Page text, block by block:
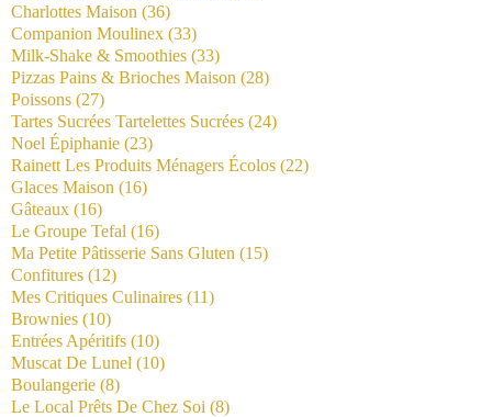
Charlottes Maison (36)
Companion Moulinex (33)
Milk-Shake & Smoothies (33)
Pizzas Pains & Brioches Maison (28)
Poissons (27)
Tartes Sucrées Tartelettes Sucrées (24)
Noel Épiphanie (23)
Rainett Les Produits Ménagers Écolos (22)
Glaces Maison (16)
Gâteaux (16)
Le Groupe Tefal (16)
Ma Petite Pâtisserie Sans Gluten (15)
Confitures (12)
Mes Critiques Culinaires (11)
Brownies (10)
Entrées Apéritifs (10)
Muscat De Lunel (10)
Boulangerie (8)
Le Local Prêts De Chez Soi (8)